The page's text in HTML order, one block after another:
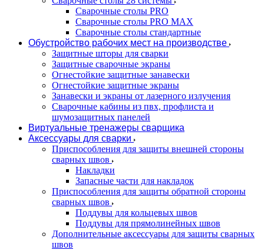
Сварочные столы PRO
Сварочные столы PRO MAX
Сварочные столы стандартные
Обустройство рабочих мест на производстве
Защитные шторы для сварки
Защитные сварочные экраны
Огнестойкие защитные занавески
Огнестойкие защитные экраны
Занавески и экраны от лазерного излучения
Сварочные кабины из пвх, профлиста и
шумозащитных панелей
Виртуальные тренажеры сварщика
Аксессуары для сварки
Приспособления для защиты внешней стороны
сварных швов
Накладки
Запасные части для накладок
Приспособления для защиты обратной стороны
сварных швов
Поддувы для кольцевых швов
Поддувы для прямолинейных швов
Дополнительные аксессуары для защиты сварных
швов